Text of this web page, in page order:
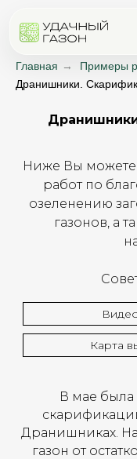
Главная → Примеры
Дранишники.
Карта
Ниже Вы можете
работ по
озеленению
газонов, а
В мае
Дранишниках. На
газон от